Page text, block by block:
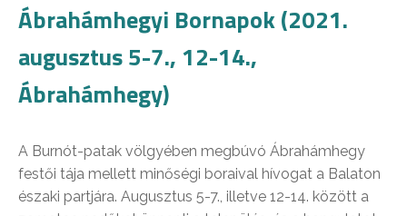
Ábrahámhegyi Bornapok (2021.
augusztus 5-7., 12-14.,
Ábrahámhegy)
A Burnót-patak völgyében megbúvó Ábrahámhegy
festői tája mellett minőségi boraival hívogat a Balaton
északi partjára. Augusztus 5-7., illetve 12-14. között a